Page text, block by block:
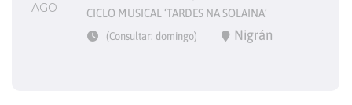
AGO CICLO MUSICAL ‘TARDES NA SOLAINA’
(Consultar: domingo) Nigrán